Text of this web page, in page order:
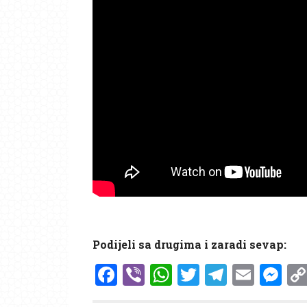
Podijeli sa drugima i zaradi sevap:
Facebook
ViberWhatsApp
Twitter